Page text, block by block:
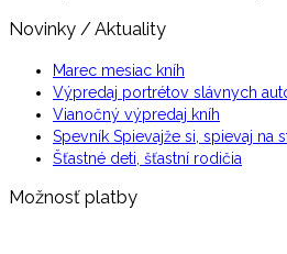
Novinky / Aktuality
Marec mesiac kníh
Výpredaj portrétov slávnych
Vianočný výpredaj kníh
Spevník Spievajže si, spievaj na
Šťastné deti, šťastní rodičia
Možnosť platby